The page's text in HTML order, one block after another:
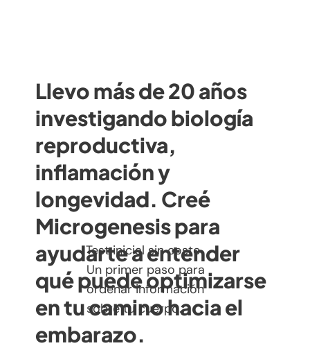
Llevo más de 20 años
investigando biología
reproductiva,
inflamación y
longevidad. Creé
Microgenesis para
ayudarte a entender
qué puede optimizarse
en tu camino hacia el
embarazo.
Test inicial sin costo
Un primer paso para
ordenar información
sobre tu cuerpo.